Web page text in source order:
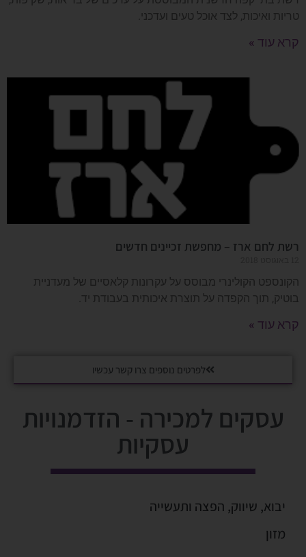
טריות ואיכות, לצד אוכל טעים ועדכני.
קרא עוד »
רשת לחם ארז – מחפשת זכיינים חדשים
הקונספט הקולינרי מבוסס על עקרונות קלאסיים של מעדניית
בוטיק, תוך הקפדה על תוצרת איכותית בעבודת יד.
קרא עוד »
לפרטים נוספים צרו קשר עכשיו
עסקים למכירה - הזדמנויות
עסקיות
יבוא, שיווק, הפצה ותעשייה
מזון